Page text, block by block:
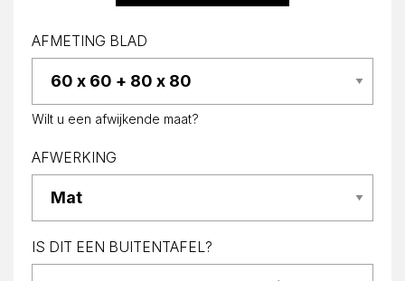
AFMETING BLAD
Wilt u een afwijkende maat?
AFWERKING
IS DIT EEN BUITENTAFEL?